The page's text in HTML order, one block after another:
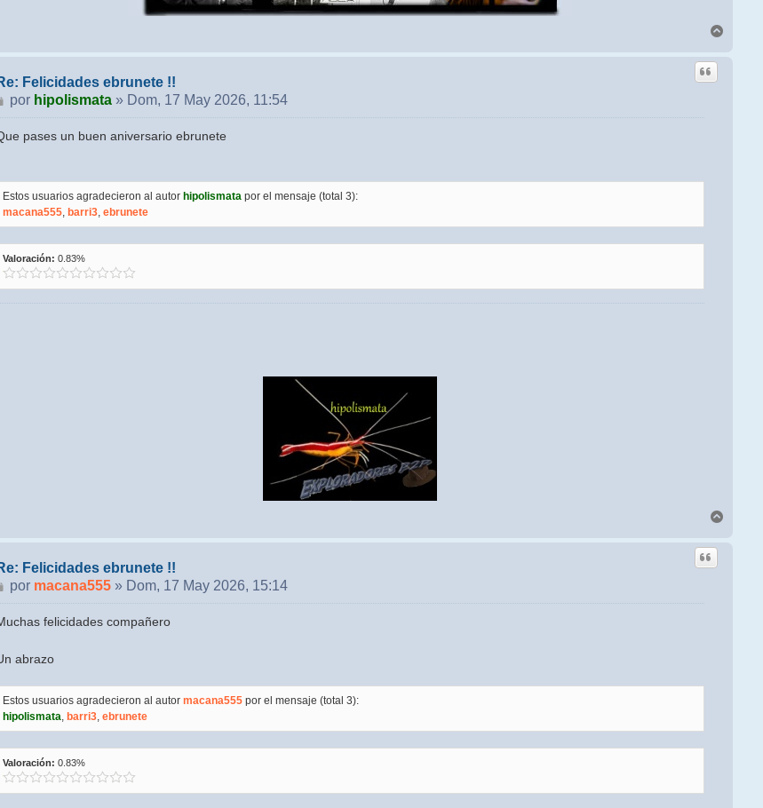
Felicidades ebrunete !!
Mensaje
por hipolismata » Dom, 17 May 2026, 11:54
pases un buen aniversario ebrunete
Estos usuarios agradecieron al autor hipolismatapor el mensaje (total 3):
macana555, barri3, ebrunete
Valoración: 0.83%
Felicidades ebrunete !!
Mensaje
por macana555 » Dom, 17 May 2026, 15:14
felicidades compañero
abrazo
Estos usuarios agradecieron al autor macana555por el mensaje (total 3):
hipolismata, barri3, ebrunete
Valoración: 0.83%